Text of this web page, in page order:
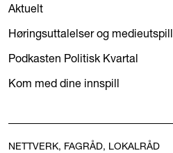
Aktuelt
Høringsuttalelser og medieutspill
Podkasten Politisk Kvartal
Kom med dine innspill
NETTVERK, FAGRÅD, LOKALRÅD